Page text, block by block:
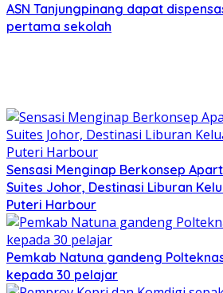
ASN Tanjungpinang dapat
pertama sekolah
Sensasi Menginap Berkonsep
Suites Johor, Destinasi Liburan
Puteri Harbour
Pemkab Natuna gandeng
kepada 30 pelajar